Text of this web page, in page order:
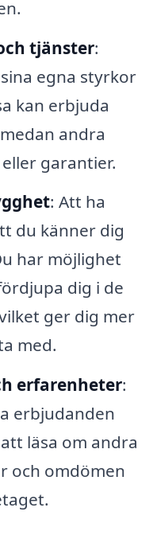
tjänster:
egna styrkor
kan erbjuda
andra
garantier.
: Att ha
du känner dig
har möjlighet
dig i de
ger dig mer
med.
erfarenheter:
erbjudanden
läsa om andra
och omdömen